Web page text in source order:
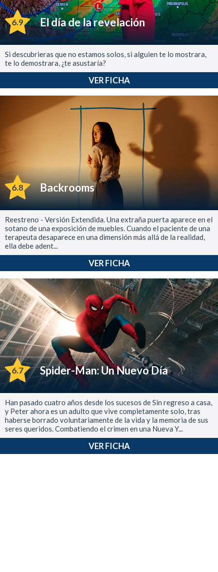
6.9 El día de la revelación
Si descubrieras que no estamos solos, si alguien te lo mostrara,
te lo demostrara, ¿te asustaría?
VER FICHA
6.8 Backrooms
Reestreno - Versión Extendida. Una extraña puerta aparece en el
sotano de una exposición de muebles. Cuando el paciente de una
terapeuta desaparece en una dimensión más allá de la realidad,
ella debe adent...
VER FICHA
6.7 Spider-Man: Un Nuevo Día
Han pasado cuatro años desde los sucesos de Sin regreso a casa,
y Peter ahora es un adulto que vive completamente solo, tras
haberse borrado voluntariamente de la vida y la memoria de sus
seres queridos. Combatiendo el crimen en una Nueva Y...
VER FICHA